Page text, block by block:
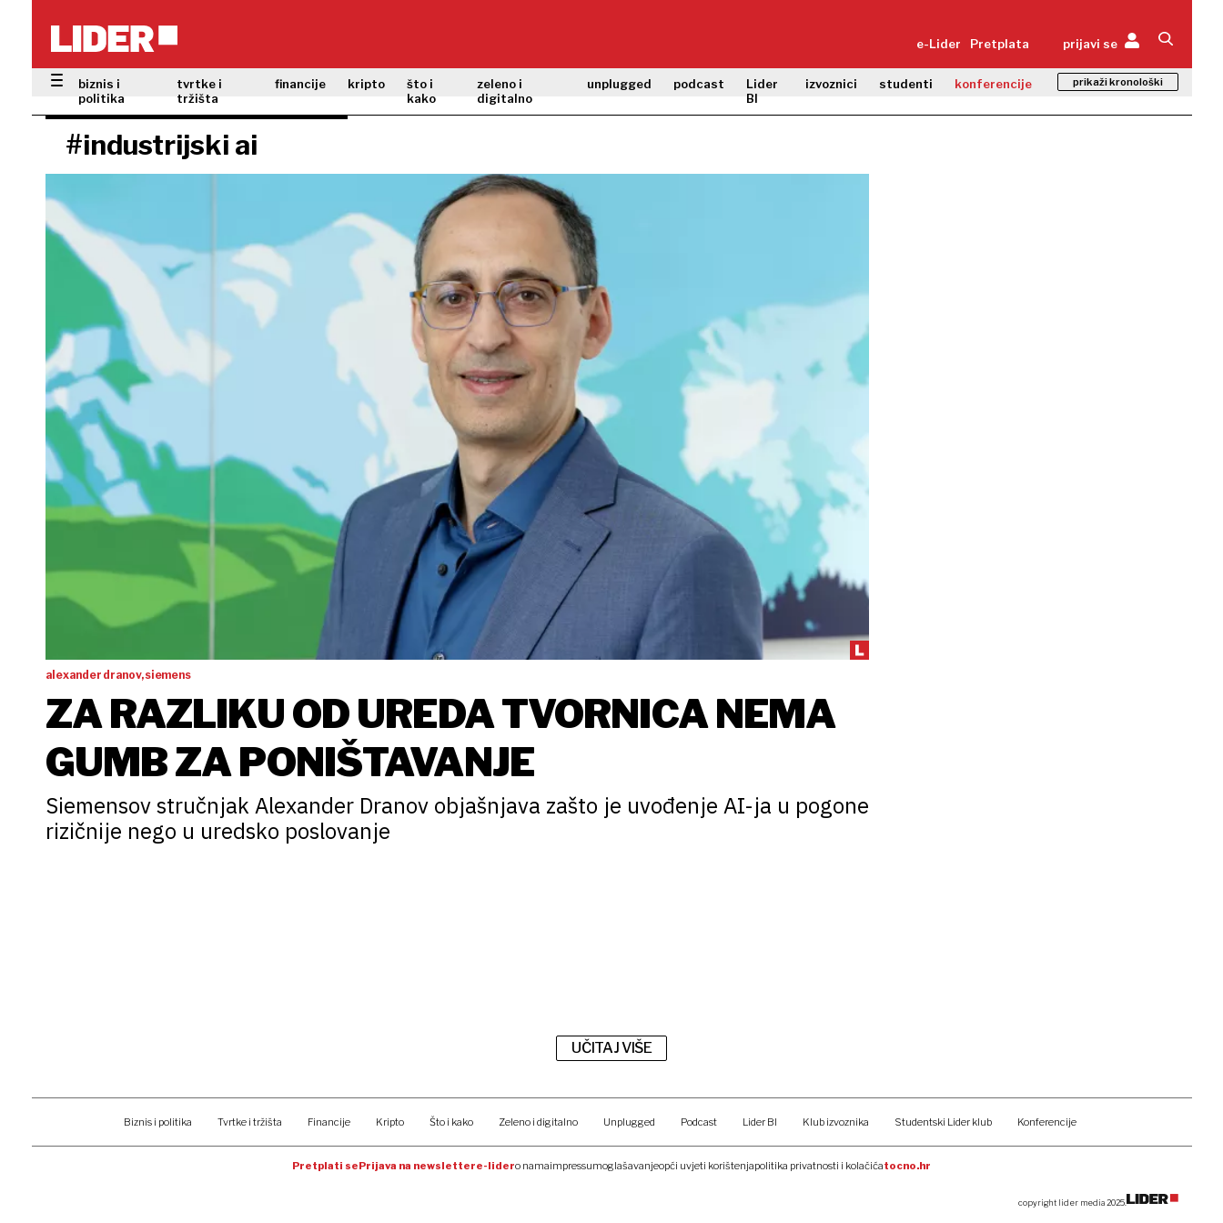
e-Lider Pretplata prijavi se
biznis i
politika
tvrtke i
tržišta
financije kripto
što i
kako
zeleno i
digitalno
unplugged podcast
Lider
BI
izvoznici studenti konferencije prikaži kronološki
#industrijski ai
alexander dranov, siemens
ZA RAZLIKU OD UREDA TVORNICA NEMA
GUMB ZA PONIŠTAVANJE
Siemensov stručnjak Alexander Dranov objašnjava zašto je uvođenje AI-ja u pogone
rizičnije nego u uredsko poslovanje
UČITAJ VIŠE
Biznis i politika Tvrtke i tržišta Financije Kripto Što i kako Zeleno i digitalno Unplugged Podcast Lider BI Klub izvoznika Studentski Lider klub Konferencije
Pretplati sePrijava na newslettere-lidero namaimpressumoglašavanjeopći uvjeti korištenjapolitika privatnosti i kolačićatocno.hr
copyright lider media 2025.